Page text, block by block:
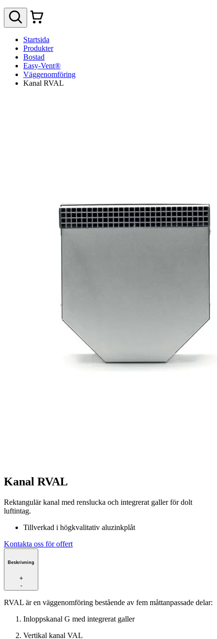
Startsida
Produkter
Bostad
Easy-Vent®
Väggenomföring
Kanal RVAL
Kanal RVAL
Rektangulär kanal med renslucka och integrerat galler för dolt
luftintag.
Tillverkad i högkvalitativ aluzinkplåt
Kontakta oss för offert
Beskrivning
+
-
RVAL är en väggenomföring bestående av fem måttanpassade delar:
Inloppskanal G med integrerat galler
Vertikal kanal VAL